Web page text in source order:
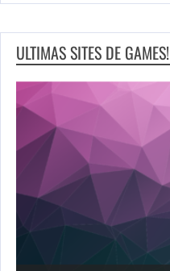
ULTIMAS SITES DE GAMES!